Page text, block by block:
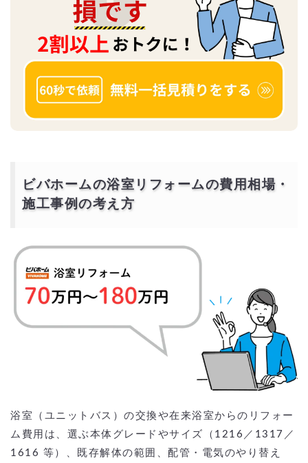
ビバホームの浴室リフォームの費用相場・
施工事例の考え方
浴室（ユニットバス）の交換や在来浴室からのリフォー
ム費用は、選ぶ本体グレードやサイズ（1216／1317／
1616 等）、既存解体の範囲、配管・電気のやり替え